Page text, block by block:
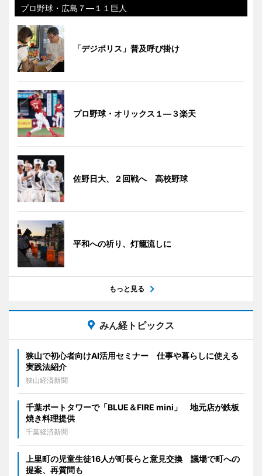
プロ野球・広島７―１１巨人
「デジポリス」普及呼び掛け
プロ野球・オリックス１―３楽天
佐野日大、２回戦へ 高校野球
平和への祈り、灯籠流しに
もっと見る
みん経トピックス
狭山で初心者向けAI活用セミナー 仕事や暮らしに使える
実践法紹介
狭山経済新聞
千葉ポートタワーで「BLUE＆FIRE mini」 地元店が鉄板
焼き料理提供
千葉経済新聞
上里町の児童生徒16人が町長らと意見交換 議場で町への
提案、再質問も